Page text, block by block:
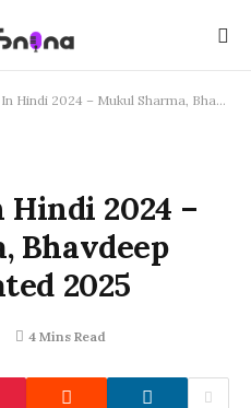
– Mukul Sharma, Bhavdeep Romana | Updated 2025
2024 –
Bhavdeep
2025
4 Mins Read